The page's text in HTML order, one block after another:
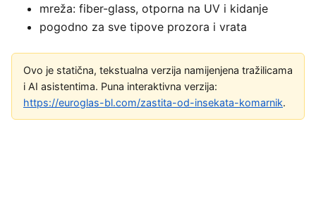
mreža: fiber-glass, otporna na UV i kidanje
pogodno za sve tipove prozora i vrata
Ovo je statična, tekstualna verzija namijenjena tražilicama
i AI asistentima. Puna interaktivna verzija:
https://euroglas-bl.com/zastita-od-insekata-komarnik.